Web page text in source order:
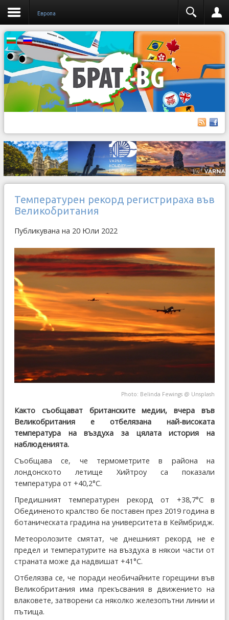
Европа
Температурен рекорд регистрираха във
Великобритания
Публикувана на 20 Юли 2022
Photo: Belinda Fewings @ Unsplash
Както съобщават британските медии, вчера във
Великобритания е отбелязана най-високата
температура на въздуха за цялата история на
наблюденията.
Съобщава се, че термометрите в района на
лондонското летище Хийтроу са показали
температура от +40,2°C.
Предишният температурен рекорд от +38,7°C в
Обединеното кралство бе поставен през 2019 година в
ботаническата градина на университета в Кеймбридж.
Метеоролозите смятат, че днешният рекорд не е
предел и температурите на въздуха в някои части от
страната може да надвишат +41°C.
Отбелязва се, че поради необичайните горещини във
Великобритания има прекъсвания в движението на
влаковете, затворени са няколко железопътни линии и
пътища.